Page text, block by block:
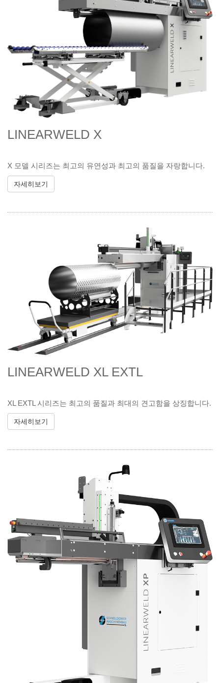
LINEARWELD X
X 모델 시리즈는 최고의 유연성과 최고의 품질을 자랑합니다.
자세히보기
LINEARWELD XL EXTL
XL EXTL 시리즈는 최고의 품질과 최대의 견고함을 상징합니다.
자세히보기